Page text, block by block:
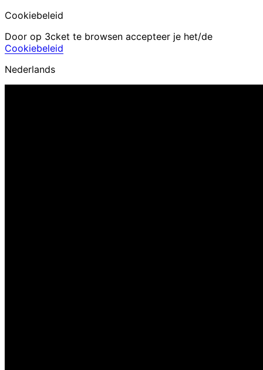
Cookiebeleid
Door op 3cket te browsen accepteer je het/de
Cookiebeleid
Nederlands